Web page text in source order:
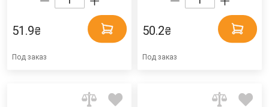
51.9₴
Под заказ
50.2₴
Под заказ